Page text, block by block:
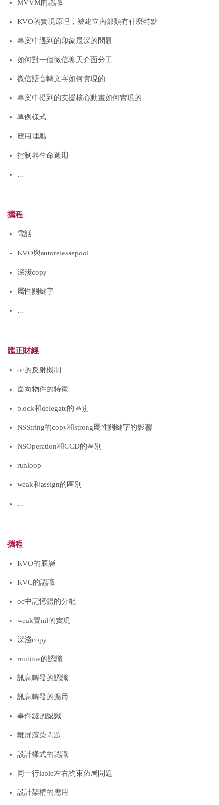
MVVM的認識
KVO的實現原理，被建立內部類有什麼特點
專案中遇到的印象最深的問題
如何對一個微信聊天介面分工
微信語音轉文字如何實現的
專案中提到的支援核心動畫如何實現的
單例樣式
應用埋點
控制器生命週期
…
攜程
電話
KVO與autoreleasepool
深淺copy
屬性關鍵字
…
匯正財經
oc的反射機制
面向物件的特徵
block和delegate的區別
NSString的copy和strong屬性關鍵字的影響
NSOperation和GCD的區別
runloop
weak和assign的區別
…
攜程
KVO的底層
KVC的認識
oc中記憶體的分配
weak置nil的實現
深淺copy
runtime的認識
訊息轉發的認識
訊息轉發的應用
事件鏈的認識
離屏渲染問題
設計樣式的認識
同一行lable左右約束佈局問題
設計架構的應用